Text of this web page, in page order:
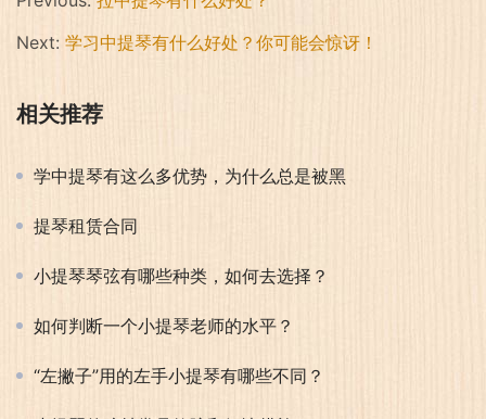
Next: 学习中提琴有什么好处？你可能会惊讶！
相关推荐
学中提琴有这么多优势，为什么总是被黑
提琴租赁合同
小提琴琴弦有哪些种类，如何去选择？
如何判断一个小提琴老师的水平？
“左撇子”用的左手小提琴有哪些不同？